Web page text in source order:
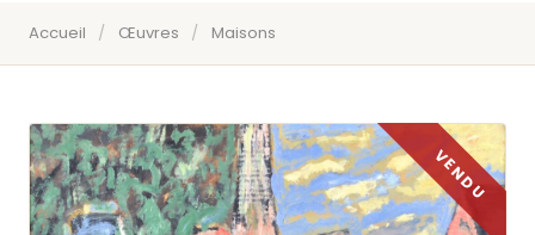
Accueil / Œuvres / Maisons